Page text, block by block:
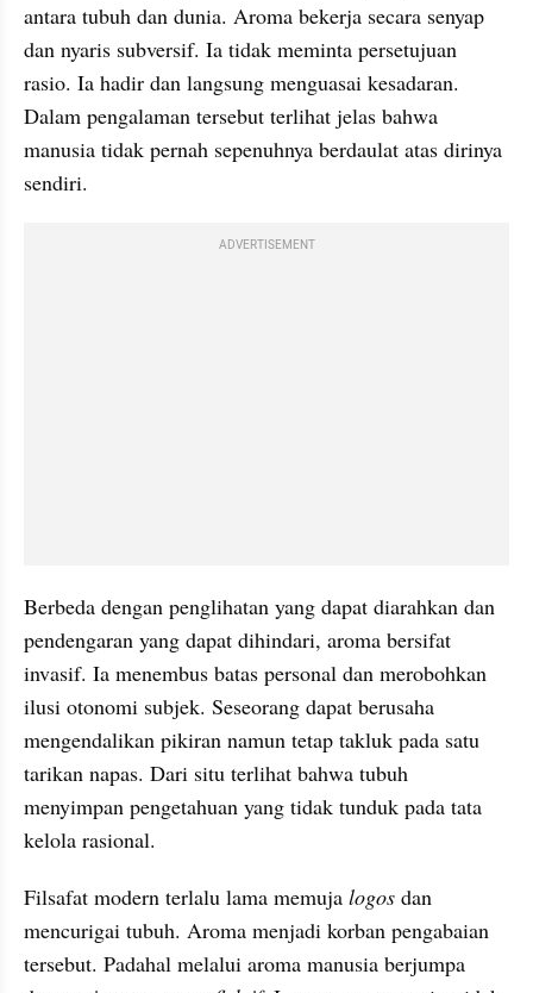
antara tubuh dan dunia. Aroma bekerja secara senyap
dan nyaris subversif. Ia tidak meminta persetujuan
rasio. Ia hadir dan langsung menguasai kesadaran.
Dalam pengalaman tersebut terlihat jelas bahwa
manusia tidak pernah sepenuhnya berdaulat atas dirinya
sendiri.
ADVERTISEMENT
Berbeda dengan penglihatan yang dapat diarahkan dan
pendengaran yang dapat dihindari, aroma bersifat
invasif. Ia menembus batas personal dan merobohkan
ilusi otonomi subjek. Seseorang dapat berusaha
mengendalikan pikiran namun tetap takluk pada satu
tarikan napas. Dari situ terlihat bahwa tubuh
menyimpan pengetahuan yang tidak tunduk pada tata
kelola rasional.
Filsafat modern terlalu lama memuja logos dan
mencurigai tubuh. Aroma menjadi korban pengabaian
tersebut. Padahal melalui aroma manusia berjumpa